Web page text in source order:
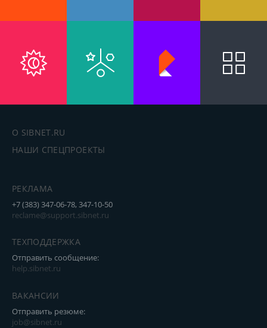
О SIBNET.RU
НАШИ СПЕЦПРОЕКТЫ
РЕКЛАМА
+7 (383) 347-06-78, 347-10-50
reclame@support.sibnet.ru
ТЕХПОДДЕРЖКА
Отправить сообщение:
help.sibnet.ru
ВАКАНСИИ
Отправить резюме:
job@sibnet.ru